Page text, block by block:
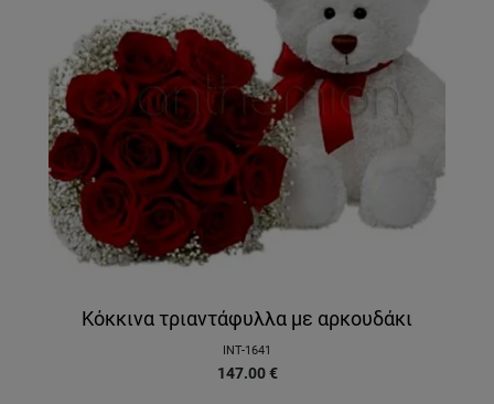
Κόκκινα τριαντάφυλλα με αρκουδάκι
INT-1641
147.00 €